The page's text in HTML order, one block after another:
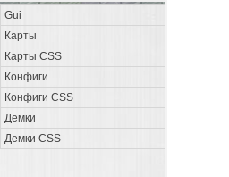
Gui
Карты
Карты CSS
Конфиги
Конфиги CSS
Демки
Демки CSS